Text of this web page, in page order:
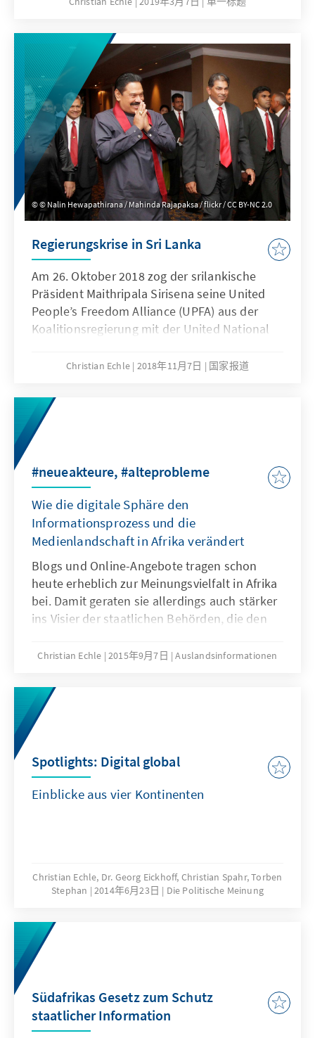
devices, the development of the Internet has
long been guided by the United States. It is
Asia, however, where the future of the
Internet is most likely to be written. We have
dedicated this issue of Panorama – Insights
into Asian and European Affairs to addressing
current developments in the area of digital
policies, digital economy, and cyber security
in Asia.
© Nalin Hewapathirana / Mahinda Rajapaksa / flickr / CC BY-NC 2.0
Regierungskrise in Sri Lanka
Am 26. Oktober 2018 zog der srilankische
Präsident Maithripala Sirisena seine United
People’s Freedom Alliance (UPFA) aus der
Koalitionsregierung mit der United National
Ranil Wickramasinghe (UNP) und berief an
Mahinda Rajapaksa zum neuen
Premierminister Sri Lankas. Es handelt sich
dabei um das jüngste Kapitel in einer
den drei Männern, die seit Jahren die Politik
in Sri Lanka maßgeblich mitgestalten. Eine
überwiegende Anzahl von
Verfassungsexperten innerhalb und
außerhalb des Landes hält den Machtwechsel
allerdings für nicht verfassungskonform, da er
ohne Einbeziehung des Parlaments vollzogen
wurde.
Christian Echle 2018年11月7日 国家报道
#neueakteure, #alteprobleme
Wie die digitale Sphäre den
Informationsprozess und die
Medienlandschaft in Afrika verändert
Blogs und Online-Angebote tragen schon
heute erheblich zur Meinungsvielfalt in Afrika
bei. Damit geraten sie allerdings auch stärker
ins Visier der staatlichen Behörden, die den
und Meinungsäußerung in den Sozialen
Gerade vor diesem Hintergrund verdienen die
digitalen Meinungsmacher mehr
Aufmerksamkeit und mehr Unterstützung.
Christian Echle 2015年9月7日 Auslandsinformationen
Spotlights: Digital global
Einblicke aus vier Kontinenten
Christian Echle, Dr. Georg Eickhoff, Christian Spahr, Torben
Stephan
2014年6月23日 Die Politische Meinung
Südafrikas Gesetz zum Schutz
staatlicher Information